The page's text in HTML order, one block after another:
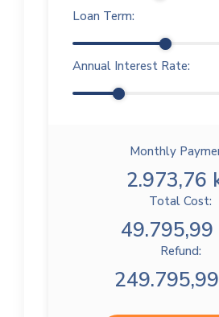
Loan Term:
Annual Interest Rate:
Monthly
2.973,76
Total Cost:
49.795,99
Refund: